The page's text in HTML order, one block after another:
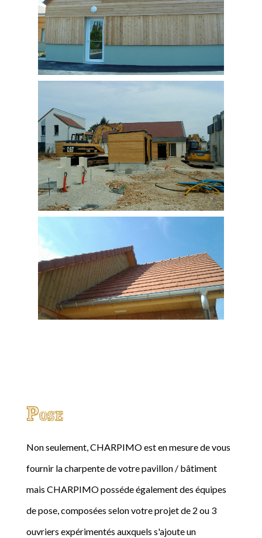
Pose
Non seulement, CHARPIMO est en mesure de vous
fournir la charpente de votre pavillon / bâtiment
mais CHARPIMO posséde également des équipes
de pose, composées selon votre projet de 2 ou 3
ouvriers expérimentés auxquels s'ajoute un